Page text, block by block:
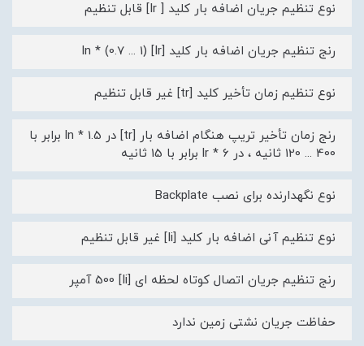
نوع تنظیم جریان اضافه بار کلید [ Ir] قابل تنظیم
رنج تنظیم جریان اضافه بار کلید [Ir] ln * (0.7 ... 1)
نوع تنظیم زمان تأخیر کلید [tr] غیر قابل تنظیم
رنج زمان تأخیر تریپ هنگام اضافه بار [tr] در 1.5 * ln برابر با
400 ... 120 ثانیه ، در 6 * lr برابر با 15 ثانیه
نوع نگهدارنده برای نصب Backplate
نوع تنظیم آنی اضافه بار کلید [Ii] غیر قابل تنظیم
رنج تنظیم جریان اتصال کوتاه لحظه ای [Ii] 500 آمپر
حفاظت جریان نشتی زمین ندارد